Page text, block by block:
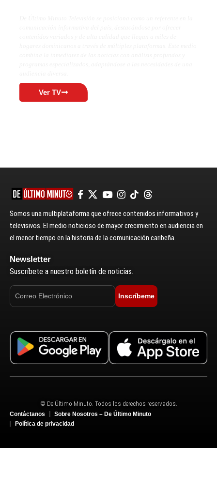
Ver TV
Somos una multiplataforma que ofrece contenidos informativos y
televisivos. El medio noticioso de mayor crecimiento en audiencia en
el menor tiempo en la historia de la comunicación caribeña.
Newsletter
Suscríbete a nuestro boletín de noticias.
Inscríbeme
© De Último Minuto. Todos los derechos reservados.
Contáctanos
Sobre Nosotros – De Último Minuto
Política de privacidad